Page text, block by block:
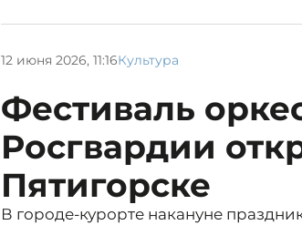
12 июня 2026, 11:16Культура
Фестиваль
Росгвардии
Пятигорске
В городе-курорте накануне